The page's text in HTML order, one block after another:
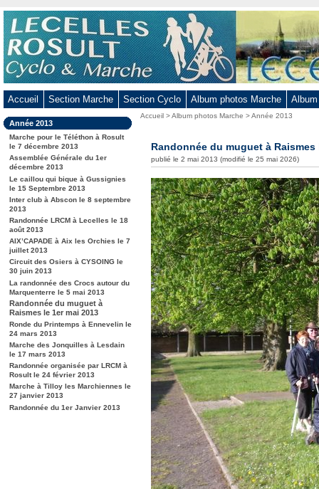
Aller
au
contenu
-
Aller
menu
principal
-
Aller
à
recherche
Accueil Section Marche Section Cyclo Album photos Marche
Dans
la
rubrique
:
Année 2013
Marche pour le Téléthon à Rosult
le 7 décembre 2013
Assemblée Générale du 1er
décembre 2013
Le caillou qui bique à Gussignies
le 15 Septembre 2013
Inter club à Abscon le 8 septembre
2013
Randonnée LRCM à Lecelles le 18
août 2013
AIX’CAPADE à Aix les Orchies le 7
juillet 2013
Circuit des Osiers à CYSOING le
30 juin 2013
La randonnée des Crocs autour du
Marquenterre le 5 mai 2013
Randonnée du muguet à
Raismes le 1er mai 2013
Ronde du Printemps à Ennevelin le
24 mars 2013
Marche des Jonquilles à Lesdain
le 17 mars 2013
Randonnée organisée par LRCM à
Rosult le 24 février 2013
Marche à Tilloy les Marchiennes le
27 janvier 2013
Randonnée du 1er Janvier 2013
Vous
Accueil >Album photos Marche >Année 2013
Randonnée du muguet à Raismes
publié le 2 mai 2013 (modifié le 25 mai 2026)